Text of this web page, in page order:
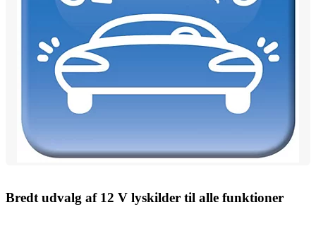
Bredt udvalg af 12 V lyskilder til alle funktioner